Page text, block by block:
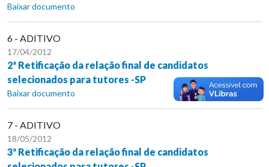
Baixar documento
6 - ADITIVO
17/04/2012
2ª Retificação da relação final de candidatos
selecionados para tutores -SP
Baixar documento
7 - ADITIVO
18/05/2012
3ª Retificação da relação final de candidatos